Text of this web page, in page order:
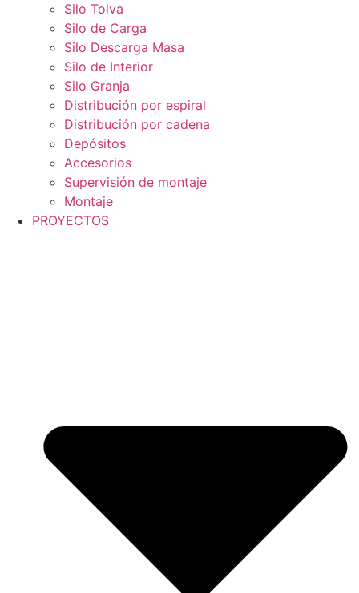
Silo Tolva
Silo de Carga
Silo Descarga Masa
Silo de Interior
Silo Granja
Distribución por espiral
Distribución por cadena
Depósitos
Accesorios
Supervisión de montaje
Montaje
PROYECTOS